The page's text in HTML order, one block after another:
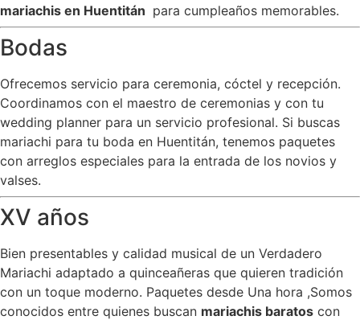
mariachis en Huentitán para cumpleaños memorables.
Bodas
Ofrecemos servicio para ceremonia, cóctel y recepción.
Coordinamos con el maestro de ceremonias y con tu
wedding planner para un servicio profesional. Si buscas
mariachi para tu boda en Huentitán, tenemos paquetes
con arreglos especiales para la entrada de los novios y
valses.
XV años
Bien presentables y calidad musical de un Verdadero
Mariachi adaptado a quinceañeras que quieren tradición
con un toque moderno. Paquetes desde Una hora ,Somos
conocidos entre quienes buscan mariachis baratos con